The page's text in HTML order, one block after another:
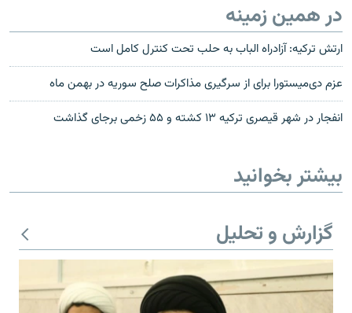
در همین زمینه
ارتش ترکیه: آزادراه الباب به حلب تحت کنترل کامل است
عزم دی‌میستورا برای از سرگیری مذاکرات صلح سوریه در بهمن ماه
انفجار در شهر قیصری ترکیه ۱۳ کشته و ۵۵ زخمی برجای گذاشت
بیشتر بخوانید
گزارش و تحلیل